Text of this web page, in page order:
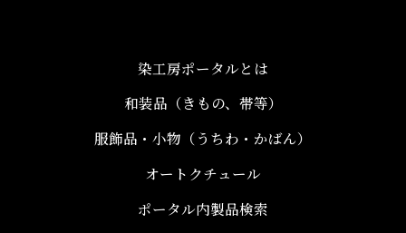
染工房ポータルとは
和装品（きもの、帯等）​
服飾品・小物​（うちわ・かばん）
オートクチュール
ポータル内製品検索